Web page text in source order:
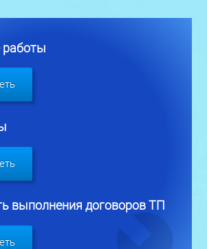
выполнения договоров ТП